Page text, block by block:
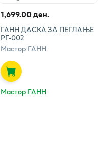
1,699.00 ден.
ГАНН ДАСКА ЗА ПЕГЛАЊЕ
РГ-002
Мастор ГАНН
Мастор ГАНН